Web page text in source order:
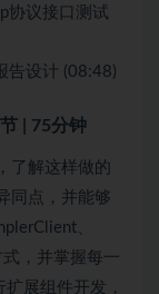
协议接口测试
告设计 (08:48)
| 75分钟
了解这样做的
同点，并能够
、
式，并掌握每一
展组件开发，